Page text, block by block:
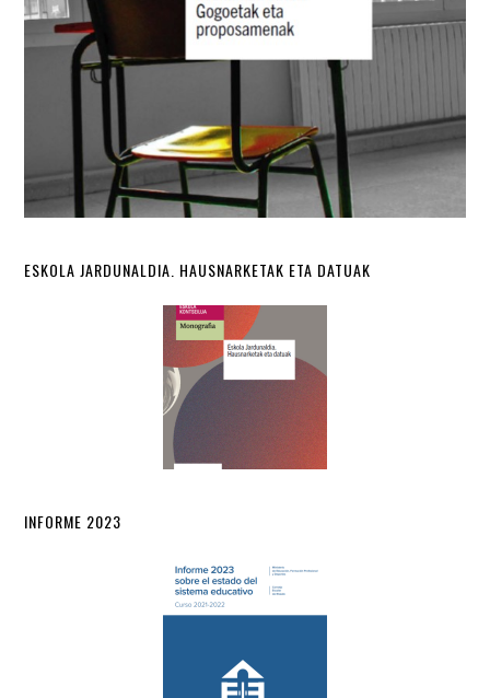
ESKOLA JARDUNALDIA. HAUSNARKETAK ETA DATUAK
INFORME 2023